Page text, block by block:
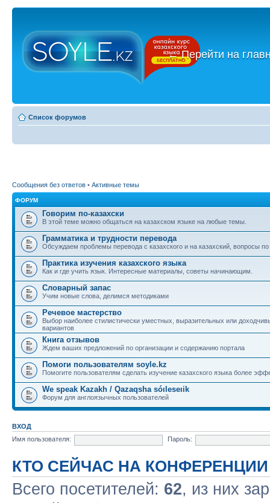
←Перейти на
Список форумов
Сообщения без ответов • Активные темы
ФОРУМ
Говорим по-казахски
В этой теме можно общаться на казахском языке на любые темы.
Грамматика и трудности перевода
Обсуждаем проблемы перевода с казахского и на казахский, вопросы
Практика изучения казахского языка
Как и где учить язык. Интересные материалы, советы начинающим.
Словарный запас
Учим новые слова, делимся методиками
Речевое мастерство
Выбор наиболее стилистически уместных, выразительных или
вариантов
Книга отзывов
Ждем ваших предложений по организации и содержанию портала
Помоги пользователям soyle.kz
Помогите пользователям сделать изучение казахского языка более
We speak Kazakh / Qazaqsha sóıleseıik
Форум для англоязычных пользователей
ВХОД
Имя пользователя:
Пароль:
КТО СЕЙЧАС НА КОНФЕРЕНЦИИ
Всего посетителей: 62, из них